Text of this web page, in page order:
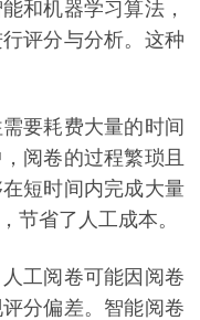
机器学习算法，
评分与分析。这种
要耗费大量的时间
阅卷的过程繁琐且
短时间内完成大量
节省了人工成本。
工阅卷可能因阅卷
分偏差。智能阅卷